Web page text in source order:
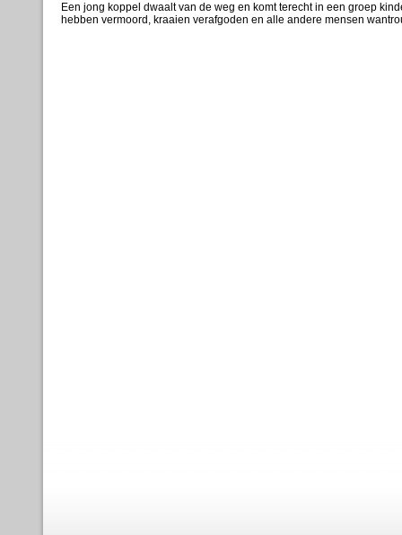
Een jong koppel dwaalt van de weg en komt terecht in een groep
hebben vermoord, kraaien verafgoden en alle andere mensen